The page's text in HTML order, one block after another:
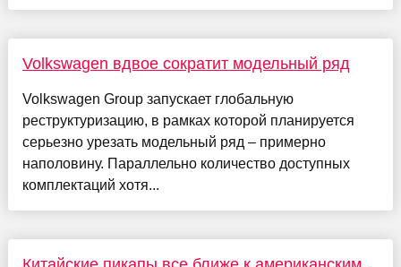
Volkswagen вдвое сократит модельный ряд
Volkswagen Group запускает глобальную
реструктуризацию, в рамках которой планируется
серьезно урезать модельный ряд – примерно
наполовину. Параллельно количество доступных
комплектаций хотя...